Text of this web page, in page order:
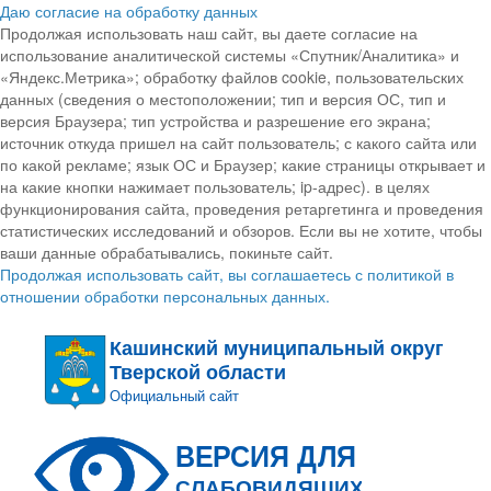
Даю согласие на обработку данных
Продолжая использовать наш сайт, вы даете согласие на
использование аналитической системы «Спутник/Аналитика» и
«Яндекс.Метрика»; обработку файлов cookie, пользовательских
данных (сведения о местоположении; тип и версия ОС, тип и
версия Браузера; тип устройства и разрешение его экрана;
источник откуда пришел на сайт пользователь; с какого сайта или
по какой рекламе; язык ОС и Браузер; какие страницы открывает и
на какие кнопки нажимает пользователь; ip-адрес). в целях
функционирования сайта, проведения ретаргетинга и проведения
статистических исследований и обзоров. Если вы не хотите, чтобы
ваши данные обрабатывались, покиньте сайт.
Продолжая использовать сайт, вы соглашаетесь с политикой в
отношении обработки персональных данных.